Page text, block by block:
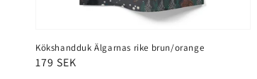
Kökshandduk Älgarnas rike brun/orange
Ordinarie
179 SEK